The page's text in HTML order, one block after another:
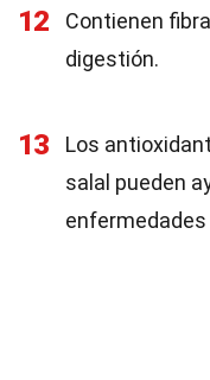
12
Contienen
digestión.
13
Los
salal pueden